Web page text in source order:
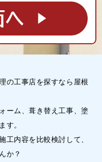
の工事店を探すなら屋根
ーム、葺き替え工事、塗
す。
工内容を比較検討して、
か？